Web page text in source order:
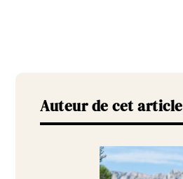
Auteur de cet article